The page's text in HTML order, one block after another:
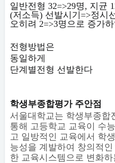
일반전형 32=>29명, 지균
(저소득) 선발시기 =>정시
오히려 2=>3명으로 증가
전형방법은
동일하게
단계별전형 선발한다
학생부종합평가 주안점
서울대학교는 학생부종합
통해 고등학교 교육이 수
고 일방적인 교육에서 학
능성을 계발하여 창의적
한 교육시스템으로 변화